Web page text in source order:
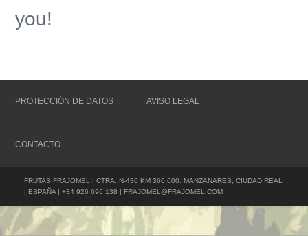
you!
PROTECCIÓN DE DATOS AVISO LEGAL
CONTACTO
FRUTAS FRAJOMEL | CTRA. N-430 KM 360,600. MANZANARES, CIUDAD REAL
| ESPAÑA | +34 926 696 138 | FRAJOMEL@FRAJOMEL.COM